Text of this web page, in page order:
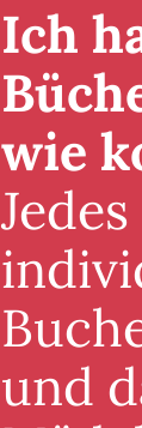
Ich
wie
und